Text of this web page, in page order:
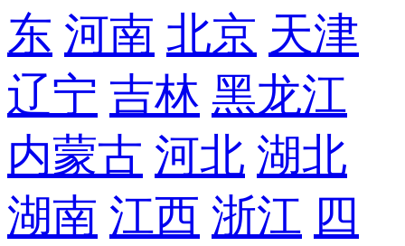
东 河南 北京 天津
辽宁 吉林 黑龙江
内蒙古 河北 湖北
湖南 江西 浙江 四